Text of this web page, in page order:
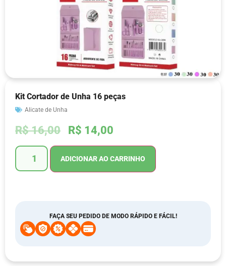
Kit Cortador de Unha 16 peças
Alicate de Unha
R$16,00 R$ 14,00
ADICIONAR AO CARRINHO
FAÇA SEU PEDIDO DE MODO RÁPIDO E FÁCIL!